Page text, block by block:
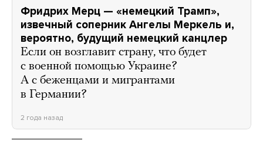
Фридрих Мерц — «немецкий Трамп»,
извечный соперник Ангелы Меркель и,
вероятно, будущий немецкий канцлер
Если он возглавит страну, что будет
с военной помощью Украине?
А с беженцами и мигрантами
в Германии?
2 года назад